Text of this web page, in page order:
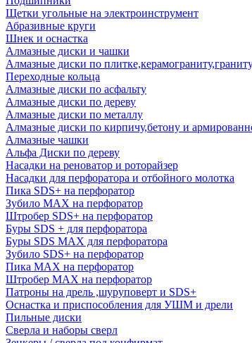
Щетки угольные на электроинструмент
Абразивные круги
Шнек и оснастка
Алмазные диски и чашки
Алмазные диски по
Переходные кольца
Алмазные диски по асфальту
Алмазные диски по дереву
Алмазные диски по металлу
Алмазные диски по кирпичу,бетону и
Алмазные чашки
Альфа Диски по дереву
Насадки на реноватор и роторайзер
Насадки для перфоратора и отбойного молотка
Пика SDS+ на перфоратор
Зубило MAX на перфоратор
Штробер SDS+ на перфоратор
Буры SDS + для перфоратора
Буры SDS MAX для перфоратора
Зубило SDS+ на перфоратор
Пика MAX на перфоратор
Штробер MAX на перфоратор
Патроны на дрель ,шуруповерт и SDS+
Оснастка и приспособления для УШМ и дрели
Пильные диски
Сверла и наборы сверл